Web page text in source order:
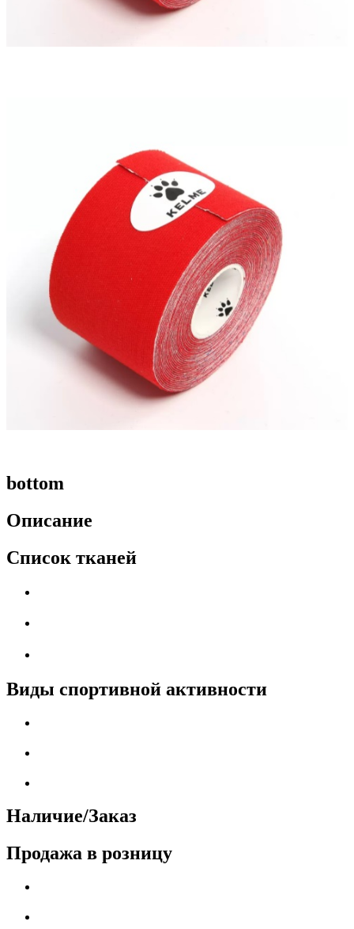
bottom
Описание
Список тканей
Виды спортивной активности
Наличие/Заказ
Продажа в розницу